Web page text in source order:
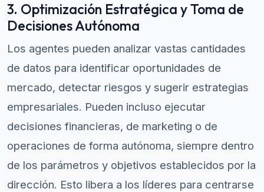
3. Optimización Estratégica y Toma de
Decisiones Autónoma
Los agentes pueden analizar vastas cantidades
de datos para identificar oportunidades de
mercado, detectar riesgos y sugerir estrategias
empresariales. Pueden incluso ejecutar
decisiones financieras, de marketing o de
operaciones de forma autónoma, siempre dentro
de los parámetros y objetivos establecidos por la
dirección. Esto libera a los líderes para centrarse